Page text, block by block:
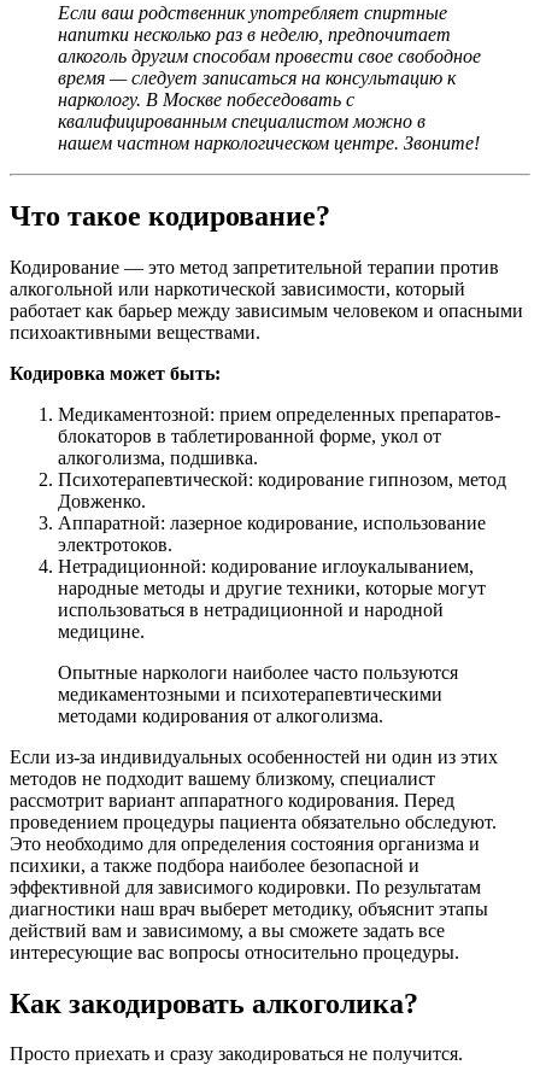
Если ваш родственник употребляет спиртные
напитки несколько раз в неделю, предпочитает
алкоголь другим способам провести свое свободное
время — следует записаться на консультацию к
наркологу. В Москве побеседовать с
квалифицированным специалистом можно в
нашем частном наркологическом центре. Звоните!
Что такое кодирование?
Кодирование — это метод запретительной терапии против
алкогольной или наркотической зависимости, который
работает как барьер между зависимым человеком и опасными
психоактивными веществами.
Кодировка может быть:
Медикаментозной: прием определенных препаратов-
блокаторов в таблетированной форме, укол от
алкоголизма, подшивка.
Психотерапевтической: кодирование гипнозом, метод
Довженко.
Аппаратной: лазерное кодирование, использование
электротоков.
Нетрадиционной: кодирование иглоукалыванием,
народные методы и другие техники, которые могут
использоваться в нетрадиционной и народной
медицине.
Опытные наркологи наиболее часто пользуются
медикаментозными и психотерапевтическими
методами кодирования от алкоголизма.
Если из-за индивидуальных особенностей ни один из этих
методов не подходит вашему близкому, специалист
рассмотрит вариант аппаратного кодирования. Перед
проведением процедуры пациента обязательно обследуют.
Это необходимо для определения состояния организма и
психики, а также подбора наиболее безопасной и
эффективной для зависимого кодировки. По результатам
диагностики наш врач выберет методику, объяснит этапы
действий вам и зависимому, а вы сможете задать все
интересующие вас вопросы относительно процедуры.
Как закодировать алкоголика?
Просто приехать и сразу закодироваться не получится.